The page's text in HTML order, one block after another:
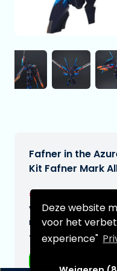
Deze website
voor het
experience"
Fafner in the
Kit Fafner Mark
€92,99
Verwachtte
n.v.t.
Type: